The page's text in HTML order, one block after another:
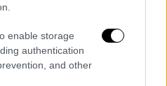
enable storage
authentication
and other